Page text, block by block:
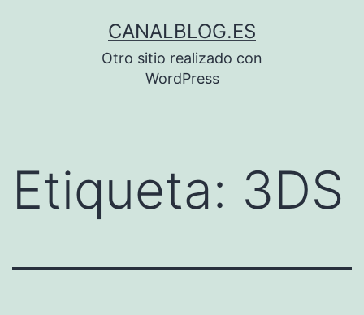
CANALBLOG.ES
Otro sitio realizado con
WordPress
Etiqueta: 3DS